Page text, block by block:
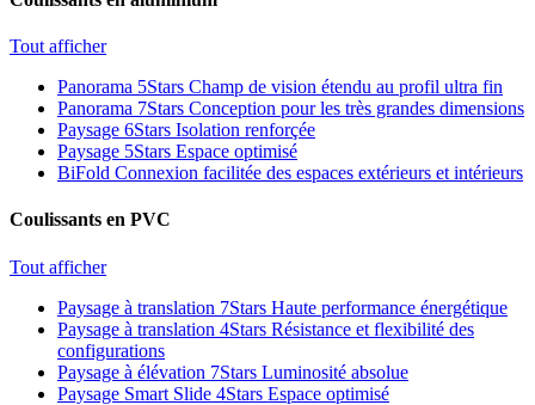
Tout afficher
Panorama 5Stars Champ de vision étendu au profil ultra fin
Panorama 7Stars Conception pour les très grandes dimensions
Paysage 6Stars Isolation renforçée
Paysage 5Stars Espace optimisé
BiFold Connexion facilitée des espaces extérieurs et intérieurs
Coulissants en PVC
Tout afficher
Paysage à translation 7Stars Haute performance énergétique
Paysage à translation 4Stars Résistance et flexibilité des
configurations
Paysage à élévation 7Stars Luminosité absolue
Paysage Smart Slide 4Stars Espace optimisé